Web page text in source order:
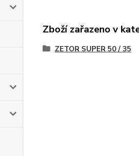
Zboží zařazeno v
ZETOR SUPER 50 / 35